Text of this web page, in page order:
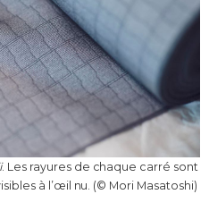
. Les rayures de chaque carré sont
à l’œil nu. (© Mori Masatoshi)